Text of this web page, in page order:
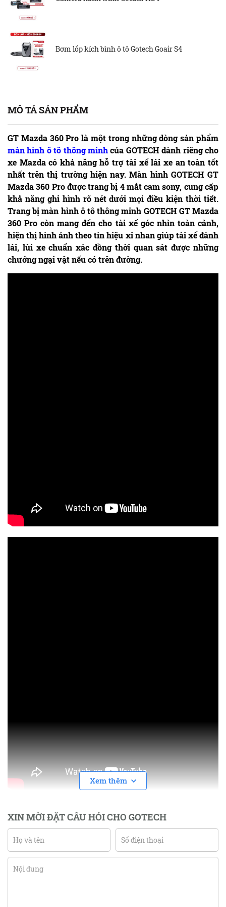
MÔ TẢ SẢN PHẨM
GT Mazda 360 Pro là một trong những dòng sản phẩm
màn hình ô tô thông minhcủa GOTECH dành riêng cho
xe Mazda có khả năng hỗ trợ tài xế lái xe an toàn tốt
nhất trên thị trường hiện nay. Màn hình GOTECH GT
Mazda 360 Pro được trang bị 4 mắt cam sony, cung cấp
khả năng ghi hình rõ nét dưới mọi điều kiện thời tiết.
Trang bị màn hình ô tô thông minh GOTECH GT Mazda
360 Pro còn mang đến cho tài xế góc nhìn toàn cảnh,
hiện thị hình ảnh theo tín hiệu xi nhan giúp tài xế đánh
lái, lùi xe chuẩn xác đồng thời quan sát được những
chướng ngại vật nếu có trên đường.
Xem thêm
XIN MỜI ĐẶT CÂU HỎI CHO GOTECH
Bơm lốp kích bình ô tô Gotech Goair S4